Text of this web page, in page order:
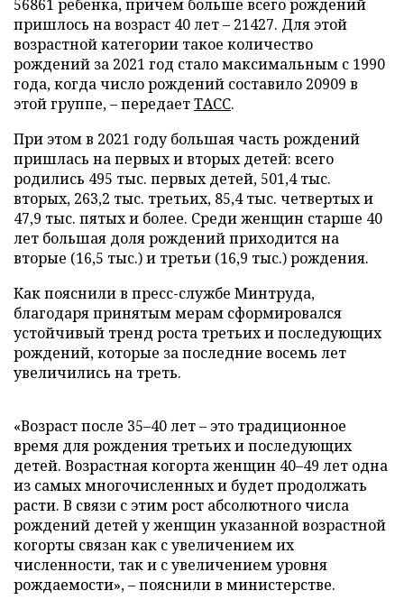
56861 ребенка, причем больше всего рождений
пришлось на возраст 40 лет – 21427. Для этой
возрастной категории такое количество
рождений за 2021 год стало максимальным с 1990
года, когда число рождений составило 20909 в
этой группе, – передаетТАСС.
При этом в 2021 году большая часть рождений
пришлась на первых и вторых детей: всего
родились 495 тыс. первых детей, 501,4 тыс.
вторых, 263,2 тыс. третьих, 85,4 тыс. четвертых и
47,9 тыс. пятых и более. Среди женщин старше 40
лет большая доля рождений приходится на
вторые (16,5 тыс.) и третьи (16,9 тыс.) рождения.
Как пояснили в пресс-службе Минтруда,
благодаря принятым мерам сформировался
устойчивый тренд роста третьих и последующих
рождений, которые за последние восемь лет
увеличились на треть.
«Возраст после 35–40 лет – это традиционное
время для рождения третьих и последующих
детей. Возрастная когорта женщин 40–49 лет одна
из самых многочисленных и будет продолжать
расти. В связи с этим рост абсолютного числа
рождений детей у женщин указанной возрастной
когорты связан как с увеличением их
численности, так и с увеличением уровня
рождаемости», – пояснили в министерстве.